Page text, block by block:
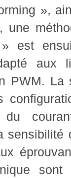
»,
une
est
aux
PWM.
sensibilité